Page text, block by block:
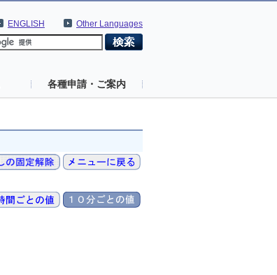
Other Languages
ENGLISH
各種申請・ご案内